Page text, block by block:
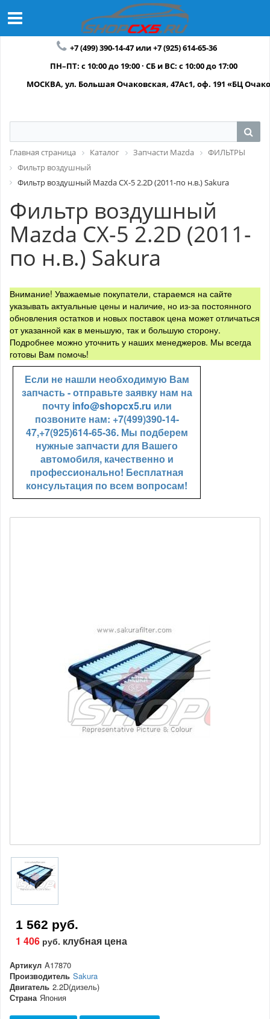
+7 (499) 390-14-47 или +7 (925) 614-65-36
ПН–ПТ: с 10:00 до 19:00 · СБ и ВС: с 10:00 до 17:00
МОСКВА, ул. Большая Очаковская, 47Ас1, оф. 191 «БЦ
Главная страница Каталог Запчасти Mazda
ФИЛЬТРЫ
Фильтр воздушный
Фильтр воздушный Mazda СХ-5 2.2D (2011-по н.в.) Sakura
Фильтр воздушный
Mazda СХ-5 2.2D (2011-
по н.в.) Sakura
Внимание! Уважаемые покупатели, стараемся на сайте
указывать актуальные цены и наличие, но из-за постоянного
обновления остатков и новых поставок цена может отличаться
от указанной как в меньшую, так и большую сторону.
Подробнее можно уточнить у наших менеджеров. Мы всегда
готовы Вам помочь!
Если не нашли необходимую Вам
запчасть - отправьте заявку нам на
почту info@shopcx5.ru или
позвоните нам: +7(499)390-14-
47,+7(925)614-65-36. Мы подберем
нужные запчасти для Вашего
автомобиля, качественно и
профессионально! Бесплатная
консультация по всем вопросам!
1 562 руб.
1 406 руб. клубная цена
Артикул A17870
Производитель Sakura
Двигатель 2.2D(дизель)
Страна Япония